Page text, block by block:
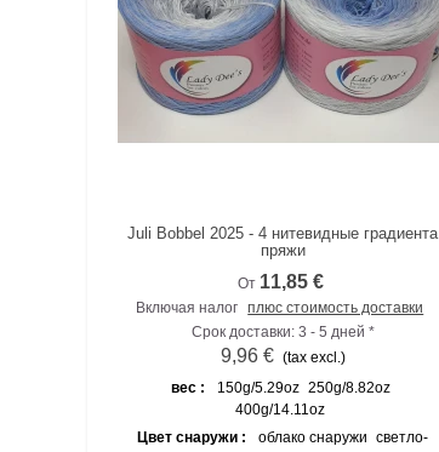
К сравнению
Juli Bobbel 2025 - 4 нитевидные градиента
пряжи
От 11,85 €
Включая налог плюс стоимость доставки
Срок доставки: 3 - 5 дней *
9,96 € (tax excl.)
вес :
150g/5.29oz 250g/8.82oz
400g/14.11oz
Цвет снаружи :
облако снаружи светло-